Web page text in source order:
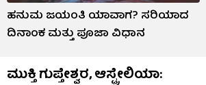
ಹನುಮ ಜಯಂತಿ ಯಾವಾಗ? ಸರಿಯಾದ
ದಿನಾಂಕ ಮತ್ತು ಪೂಜಾ ವಿಧಾನ
ಮುಕ್ತಿ ಗುಪ್ತೇಶ್ವರ, ಆಸ್ಟ್ರೇಲಿಯಾ: